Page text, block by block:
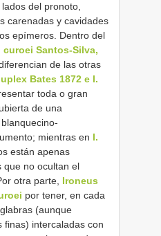
del pronoto,
carenadas y cavidades
epímeros. Dentro del
curoei Santos-Silva,
de las otras
Bates 1872 e I.
toda o gran
de una
mientras en I.
están apenas
que no ocultan el
otra parte, Ironeus
por tener, en cada
(aunque
finas) intercaladas con